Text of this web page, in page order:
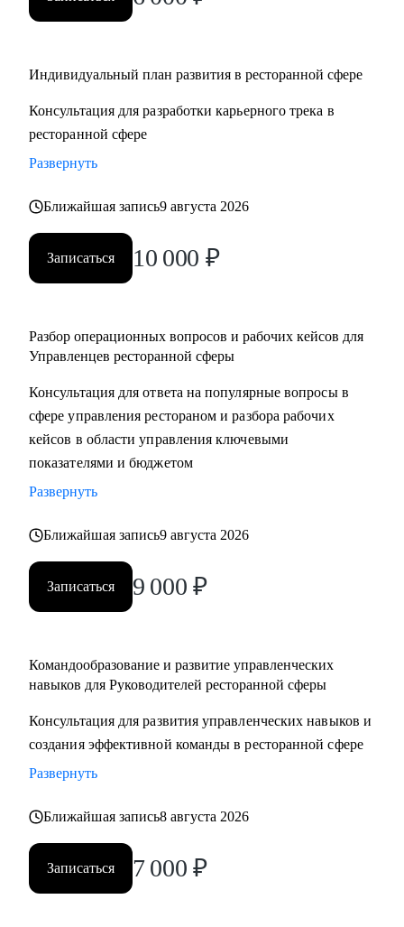
• Управляющим, Директорам и менеджерам ресторанов
Индивидуальный план развития в ресторанной сфере
Консультация для разработки карьерного трека в
ресторанной сфере
Развернуть
Ближайшая запись9 августа 2026
Записаться 10 000 ₽
Разбор операционных вопросов и рабочих кейсов для
Управленцев ресторанной сферы
Консультация для ответа на популярные вопросы в
сфере управления рестораном и разбора рабочих
кейсов в области управления ключевыми
показателями и бюджетом
Развернуть
Ближайшая запись9 августа 2026
Записаться 9 000 ₽
Командообразование и развитие управленческих
навыков для Руководителей ресторанной сферы
Консультация для развития управленческих навыков и
создания эффективной команды в ресторанной сфере
Развернуть
Ближайшая запись8 августа 2026
Записаться 7 000 ₽